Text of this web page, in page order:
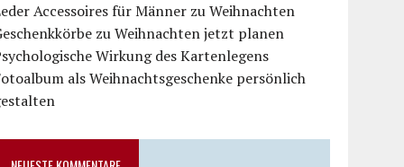
Accessoires für Männer zu Weihnachten
zu Weihnachten jetzt planen
Wirkung des Kartenlegens
als Weihnachtsgeschenke persönlich